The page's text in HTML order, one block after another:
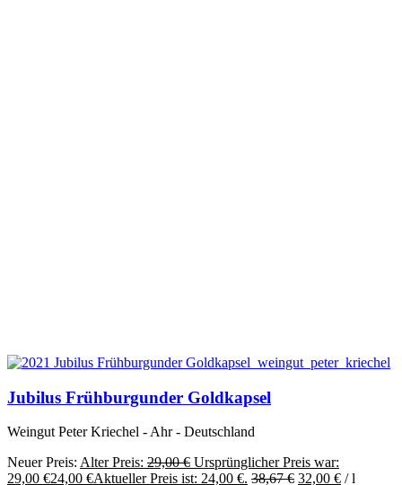
Jubilus Frühburgunder Goldkapsel
Weingut Peter Kriechel - Ahr - Deutschland
Neuer Preis: Alter Preis: 29,00€ Ursprünglicher Preis war:
29,00 €24,00 €Aktueller Preis ist: 24,00 €. 38,67€ 32,00 € /l